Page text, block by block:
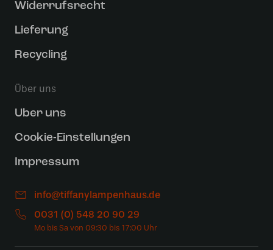
Widerrufsrecht
Lieferung
Recycling
Über uns
Uber uns
Cookie-Einstellungen
Impressum
info@tiffanylampenhaus.de
0031 (0) 548 20 90 29